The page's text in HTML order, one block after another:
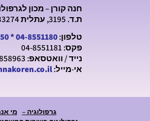
חנה קורן – מכון
ת.ד. 3195, עתלית 3033274
טלפון:04-8551180
*
פקס: 04-8551181
נייד / וואטסאפ: 054-2858963
אי-מייל:
גרפולוגיה – מי